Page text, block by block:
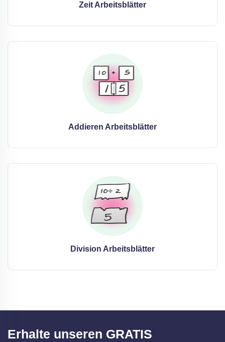
Zeit Arbeitsblätter
Addieren Arbeitsblätter
Division Arbeitsblätter
Erhalte unseren GRATIS